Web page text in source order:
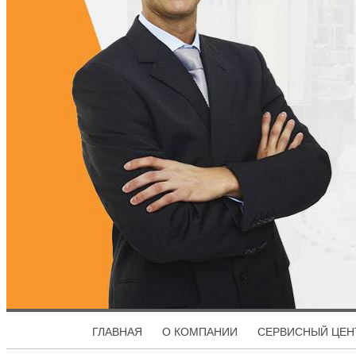
ГЛАВНАЯ О КОМПАНИИ СЕРВИСНЫЙ